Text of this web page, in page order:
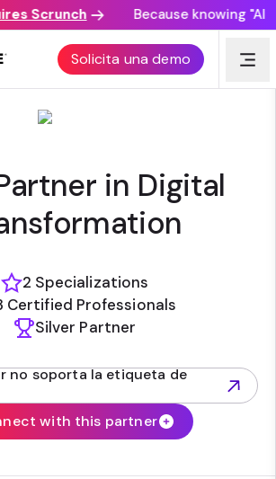
Scrunch Because knowing "AI
Solicita una demo
KONABOS
in Digital
2 Specializations
Certified Professionals
Silver Partner
no soporta la etiqueta de
tab)
with this partner